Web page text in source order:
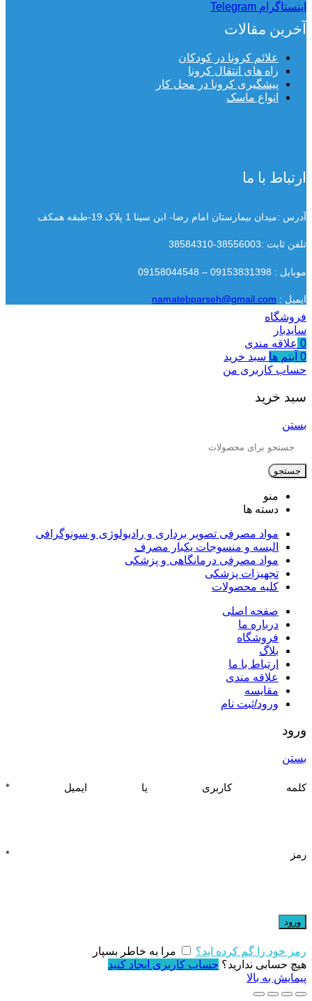
اینستاگرام Telegram
آخرین مقالات
علائم کرونا در کودکان
راه های انتقال کرونا
پیشگیری کرونا در محل کار
انواع ماسک
ارتباط با ما
آدرس :میدان بیمارستان امام رضا- ابن سینا 1 پلاک 19-طبقه همکف
تلفن ثابت :38556003-38584310
موبایل : 09153831398 – 09158044548
ایمیل : namatebparseh@gmail.com
فروشگاه
سایدبار
0 علاقه مندی
0 آیتم ها سبد خرید
حساب کاربری من
سبد خرید
بستن
جستجو
منو
دسته ها
مواد مصرفی تصویر برداری و رادیولوژی و سونوگرافی
البسه و منسوجات یکبار مصرف
مواد مصرفی درمانگاهی و پزشکی
تجهیزات پزشکی
کلیه محصولات
صفحه اصلی
درباره ما
فروشگاه
بلاگ
ارتباط با ما
علاقه مندی
مقایسه
ورود/ثبت نام
ورود
بستن
کلمه کاربری یا ایمیل *
رمز *
ورود
رمز خود را گم کرده اید؟
مرا به خاطر بسپار
هیچ حسابی ندارید؟ حساب کاربری ایجاد کنید
پیمایش به بالا